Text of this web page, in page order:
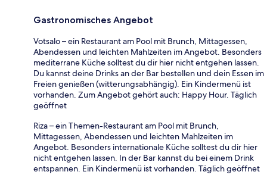
Gastronomisches Angebot
Votsalo – ein Restaurant am Pool mit Brunch, Mittagessen,
Abendessen und leichten Mahlzeiten im Angebot. Besonders
mediterrane Küche solltest du dir hier nicht entgehen lassen.
Du kannst deine Drinks an der Bar bestellen und dein Essen im
Freien genießen (witterungsabhängig). Ein Kindermenü ist
vorhanden. Zum Angebot gehört auch: Happy Hour. Täglich
geöffnet
Riza – ein Themen-Restaurant am Pool mit Brunch,
Mittagessen, Abendessen und leichten Mahlzeiten im
Angebot. Besonders internationale Küche solltest du dir hier
nicht entgehen lassen. In der Bar kannst du bei einem Drink
entspannen. Ein Kindermenü ist vorhanden. Täglich geöffnet